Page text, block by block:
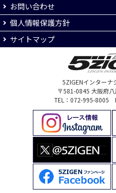
お問い合わせ
個人情報保護方針
サイトマップ
5ZIGENインターナ
〒581-0845 大阪府
TEL：072-995-8005